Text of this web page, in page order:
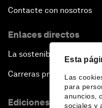
Esta
Las
para
anuncios,
sociales y
Contacte con nosotros
Enlaces directos
La sostenibilidad en el
Carreras profesionales
Ediciones en otros